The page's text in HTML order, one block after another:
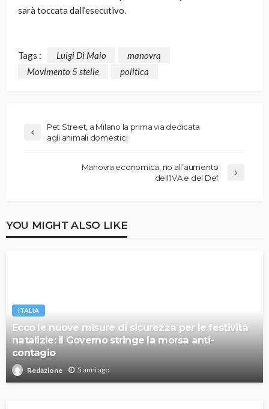
sarà toccata dall’esecutivo.
Tags : Luigi Di Maio
manovra
Movimento 5 stelle
politica
Pet Street, a Milano la prima via dedicata
agli animali domestici
Manovra economica, no all’aumento
dell’IVA e del Def
YOU MIGHT ALSO LIKE
ITALIA
Ecco le nuove misure di sicurezza per le festività
natalizie: il Governo stringe la morsa anti-
contagio
Redazione 5 anni ago